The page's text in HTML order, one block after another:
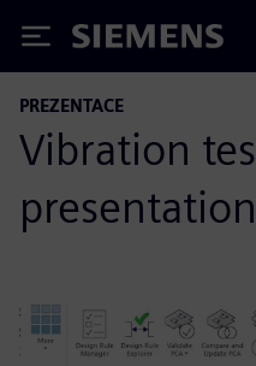
Siemens
PREZENTACE
Vibration
presentation